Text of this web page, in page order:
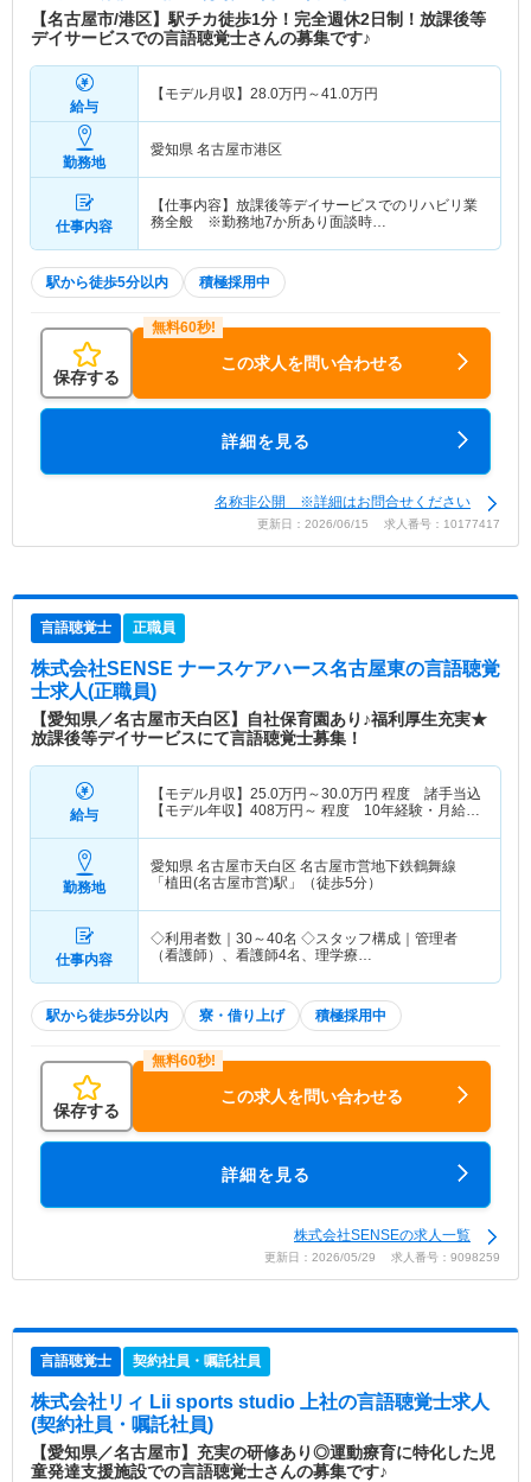
【名古屋市/港区】駅チカ徒歩1分！完全週休2日制！放課後等
デイサービスでの言語聴覚士さんの募集です♪
給与
【モデル月収】 28.0万円～41.0万円
勤務地
愛知県 名古屋市港区
仕事内容
【仕事内容】放課後等デイサービスでのリハビリ業
務全般 ※勤務地7か所あり面談時…
駅から徒歩5分以内 積極採用中
保存する
この求人を問い合わせる
詳細を見る
名称非公開 ※詳細はお問合せください
更新日：2026/06/15 求人番号：10177417
言語聴覚士 正職員
株式会社SENSE ナースケアハース名古屋東の言語聴覚
士求人(正職員)
【愛知県／名古屋市天白区】自社保育園あり♪福利厚生充実★
放課後等デイサービスにて言語聴覚士募集！
給与
【モデル月収】 25.0万円～30.0万円 程度 諸手当込
【モデル年収】 408万円～ 程度 10年経験・月給
勤務地
愛知県 名古屋市天白区 名古屋市営地下鉄鶴舞線
「植田(名古屋市営)駅」（徒歩5分）
仕事内容
◇利用者数｜30～40名 ◇スタッフ構成｜管理者
（看護師）、看護師4名、理学療…
駅から徒歩5分以内 寮・借り上げ 積極採用中
保存する
この求人を問い合わせる
詳細を見る
株式会社SENSEの求人一覧
更新日：2026/05/29 求人番号：9098259
言語聴覚士 契約社員・嘱託社員
株式会社リィ Lii sports studio 上社の言語聴覚士求人
(契約社員・嘱託社員)
【愛知県／名古屋市】充実の研修あり◎運動療育に特化した児
童発達支援施設での言語聴覚士さんの募集です♪